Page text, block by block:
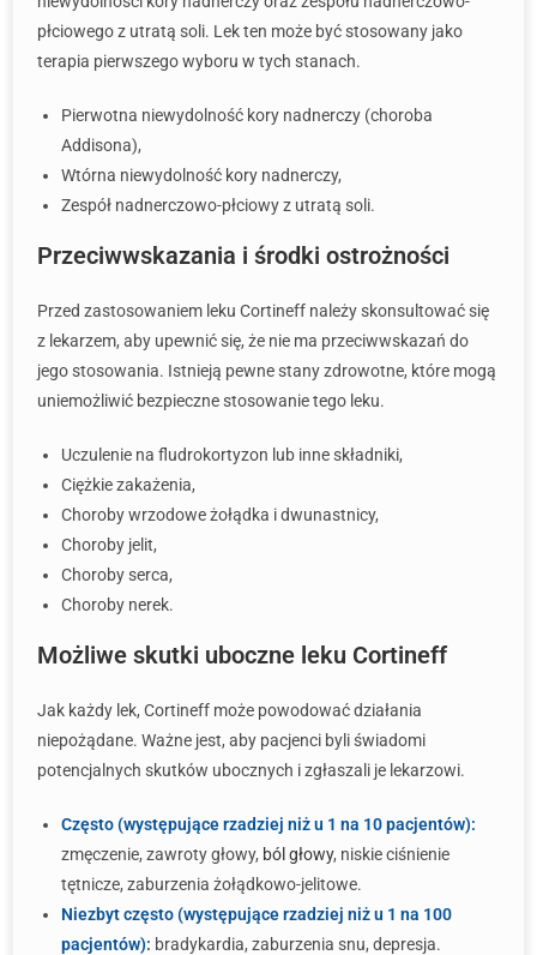
płciowego z utratą soli. Lek ten może być stosowany jako
terapia pierwszego wyboru w tych stanach.
Pierwotna niewydolność kory nadnerczy (choroba
Addisona),
Wtórna niewydolność kory nadnerczy,
Zespół nadnerczowo-płciowy z utratą soli.
Przeciwwskazania i środki ostrożności
Przed zastosowaniem leku Cortineff należy skonsultować się
z lekarzem, aby upewnić się, że nie ma przeciwwskazań do
jego stosowania. Istnieją pewne stany zdrowotne, które mogą
uniemożliwić bezpieczne stosowanie tego leku.
Uczulenie na fludrokortyzon lub inne składniki,
Ciężkie zakażenia,
Choroby wrzodowe żołądka i dwunastnicy,
Choroby jelit,
Choroby serca,
Choroby nerek.
Możliwe skutki uboczne leku Cortineff
Jak każdy lek, Cortineff może powodować działania
niepożądane. Ważne jest, aby pacjenci byli świadomi
potencjalnych skutków ubocznych i zgłaszali je lekarzowi.
Często (występujące rzadziej niż u 1 na 10 pacjentów):
zmęczenie, zawroty głowy, ból głowy, niskie ciśnienie
tętnicze, zaburzenia żołądkowo-jelitowe.
Niezbyt często (występujące rzadziej niż u 1 na 100
pacjentów): bradykardia, zaburzenia snu, depresja.